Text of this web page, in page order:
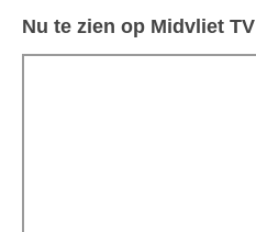
Nu te zien op Midvliet TV